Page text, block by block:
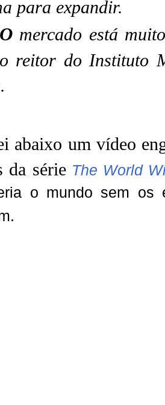
para expandir.
O mercado está
reitor do Instituto
abaixo um vídeo
da série The World
o mundo sem os